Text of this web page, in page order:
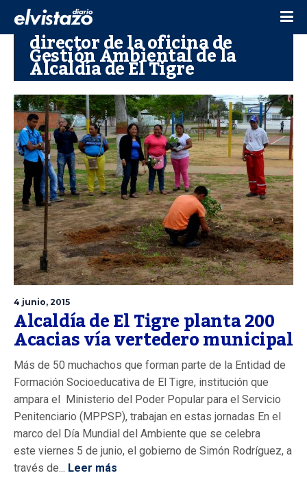
director de la oficina de
Gestión Ambiental de la
Alcaldía de El Tigre
4 junio, 2015
Alcaldía de El Tigre planta 200
Acacias vía vertedero municipal
Más de 50 muchachos que forman parte de la Entidad de
Formación Socioeducativa de El Tigre, institución que
ampara el Ministerio del Poder Popular para el Servicio
Penitenciario (MPPSP), trabajan en estas jornadas En el
marco del Día Mundial del Ambiente que se celebra
este viernes 5 de junio, el gobierno de Simón Rodríguez, a
través de... Leer más